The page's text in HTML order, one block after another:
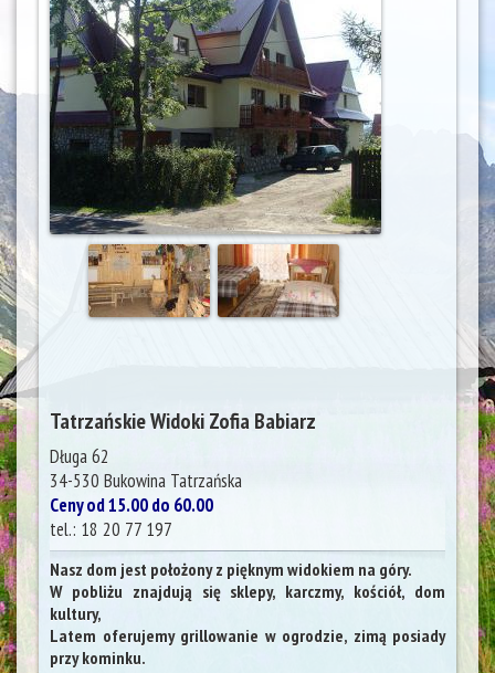
Tatrzańskie Widoki Zofia Babiarz
Długa 62
34-530 Bukowina Tatrzańska
Ceny od 15.00 do 60.00
tel.: 18 20 77 197
Nasz dom jest położony z pięknym widokiem na góry.
W pobliżu znajdują się sklepy, karczmy, kościół, dom
kultury,
Latem oferujemy grillowanie w ogrodzie, zimą posiady
przy kominku.